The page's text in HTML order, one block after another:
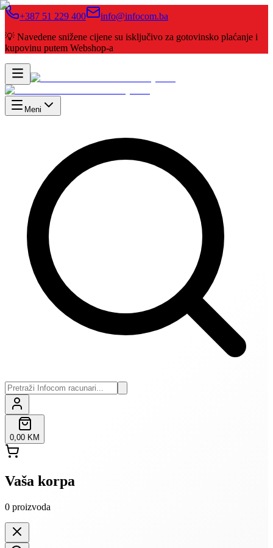
+387 51 229 400
info@infocom.ba
💡 Navedene snižene cijene su isključivo za gotovinsko plaćanje i
kupovinu putem Webshop-a
Meni
0,00 KM
Vaša korpa
0 proizvoda